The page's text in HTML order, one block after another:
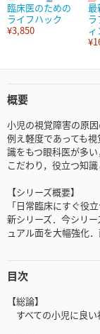
臨床医のための
ライフハック
¥3,850
最
ラ
ィ
概要
小児の視覚障害の原
例え軽度であっても
識をもつ眼科医が多
こだわり，役立つ知
【シリーズ概要】
「日常臨床にすぐ役
新シリーズ．今シリ
ュアル面を大幅強化
目次
【総論】
すべての小児に良い